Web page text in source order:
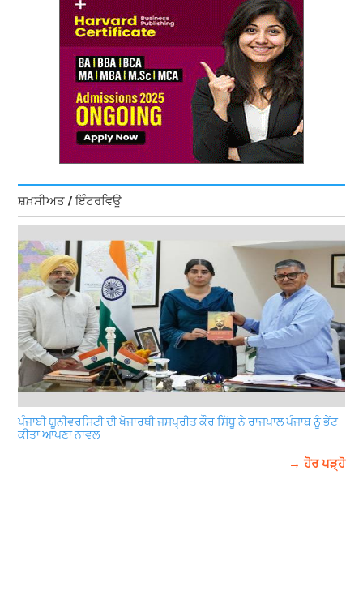
ਸ਼ਖ਼ਸੀਅਤ / ਇੰਟਰਵਿਊ
ਪੰਜਾਬੀ ਯੂਨੀਵਰਸਿਟੀ ਦੀ ਖੋਜਾਰਥੀ ਜਸਪ੍ਰੀਤ ਕੌਰ ਸਿੱਧੂ ਨੇ ਰਾਜਪਾਲ ਪੰਜਾਬ ਨੂੰ ਭੇਂਟ
ਕੀਤਾ ਆਪਣਾ ਨਾਵਲ
→ ਹੋਰ ਪੜ੍ਹੋ